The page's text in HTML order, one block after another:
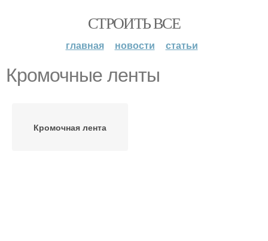
СТРОИТЬ ВСЕ
главная новости статьи
Кромочные ленты
Кромочная лента